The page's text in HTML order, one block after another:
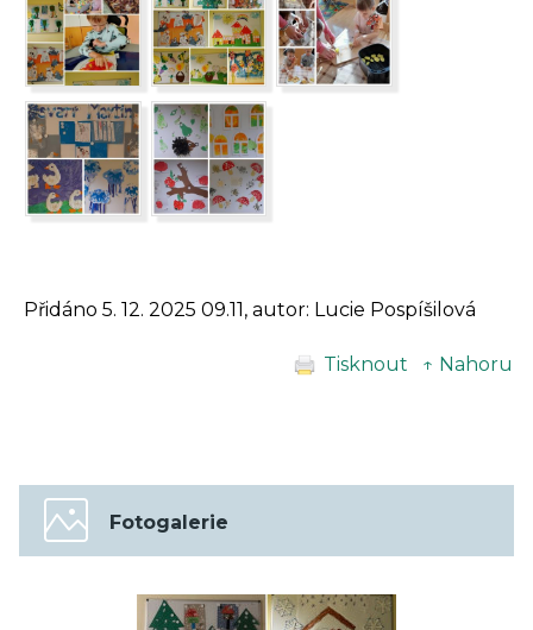
Přidáno 5. 12. 2025 09.11, autor: Lucie Pospíšilová
Tisknout ↑ Nahoru
Fotogalerie